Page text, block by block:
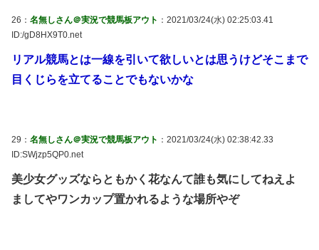
26： 名無しさん＠実況で競馬板アウト ：2021/03/24(水) 02:25:03.41
ID:/gD8HX9T0.net
リアル競馬とは一線を引いて欲しいとは思うけどそこまで
目くじらを立てることでもないかな
29： 名無しさん＠実況で競馬板アウト ：2021/03/24(水) 02:38:42.33
ID:SWjzp5QP0.net
美少女グッズならともかく花なんて誰も気にしてねえよ
ましてやワンカップ置かれるような場所やぞ